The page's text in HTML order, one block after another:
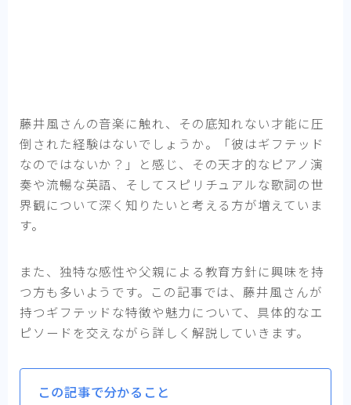
藤井風さんの音楽に触れ、その底知れない才能に圧
倒された経験はないでしょうか。「彼はギフテッド
なのではないか？」と感じ、その天才的なピアノ演
奏や流暢な英語、そしてスピリチュアルな歌詞の世
界観について深く知りたいと考える方が増えていま
す。
また、独特な感性や父親による教育方針に興味を持
つ方も多いようです。この記事では、藤井風さんが
持つギフテッドな特徴や魅力について、具体的なエ
ピソードを交えながら詳しく解説していきます。
この記事で分かること